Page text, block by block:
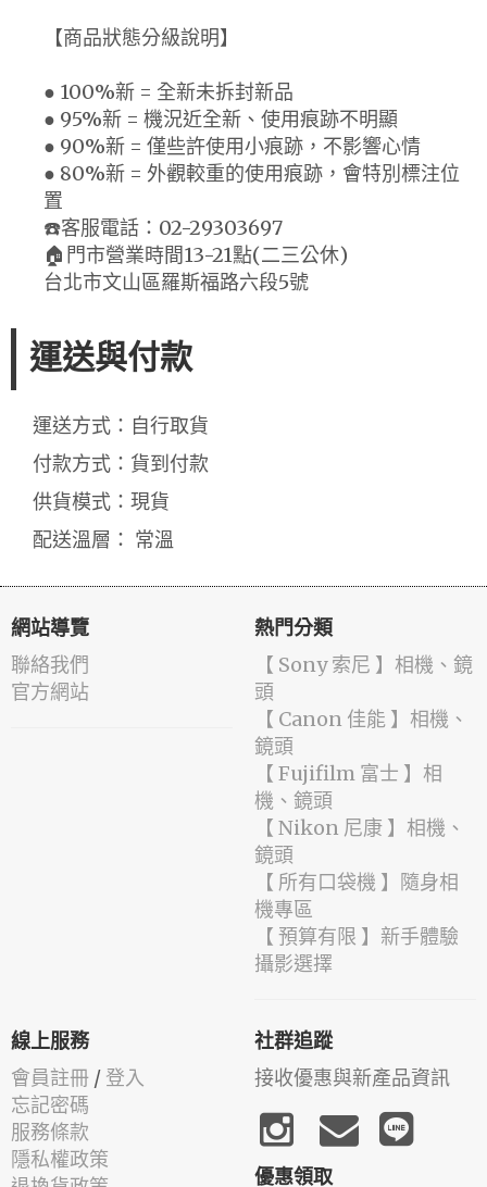
【商品狀態分級說明】
● 100%新 = 全新未拆封新品
● 95%新 = 機況近全新、使用痕跡不明顯
● 90%新 = 僅些許使用小痕跡，不影響心情
● 80%新 = 外觀較重的使用痕跡，會特別標注位
置
☎️客服電話：02-29303697
🏠門市營業時間13-21點(二三公休)
台北市文山區羅斯福路六段5號
運送與付款
運送方式：自行取貨
付款方式：貨到付款
供貨模式：現貨
配送溫層： 常溫
網站導覽
聯絡我們
官方網站
熱門分類
【 Sony 索尼 】相機、鏡
頭
【 Canon 佳能 】相機、
鏡頭
【 Fujifilm 富士 】相
機、鏡頭
【 Nikon 尼康 】相機、
鏡頭
【 所有口袋機 】隨身相
機專區
【 預算有限 】新手體驗
攝影選擇
線上服務
會員註冊 / 登入
忘記密碼
服務條款
隱私權政策
社群追蹤
接收優惠與新產品資訊
優惠領取